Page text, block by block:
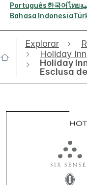
Português한국어ไทย
Bahasa Indonesia
Explorar
Holiday Inn
Holiday
Esclusa